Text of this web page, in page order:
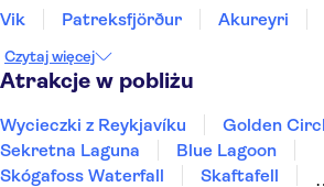
Vik Patreksfjörður Akureyri
Czytaj więcej
Atrakcje w pobliżu
Wycieczki z Reykjavíku
Golden
Sekretna Laguna
Blue Lagoon
Skógafoss Waterfall
Skaftafell